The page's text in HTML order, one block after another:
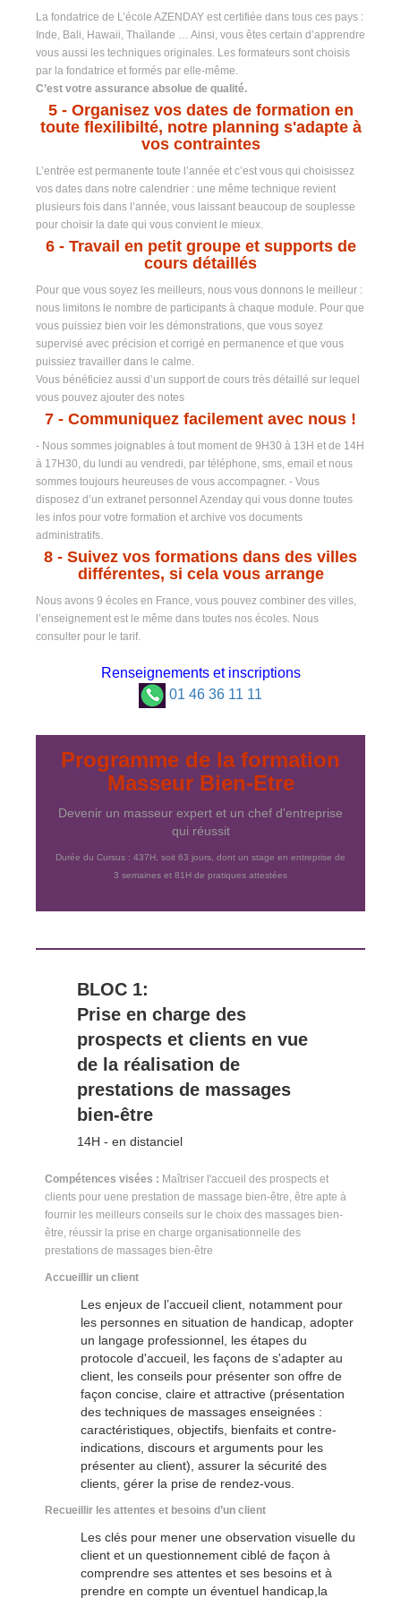
La fondatrice de L’école AZENDAY est certifiée dans tous ces pays :
Inde, Bali, Hawaii, Thaïlande … Ainsi, vous êtes certain d’apprendre
vous aussi les techniques originales. Les formateurs sont choisis
par la fondatrice et formés par elle-même.
C’est votre assurance absolue de qualité.
5- Organisez vos dates de formation en
toute flexilibilté, notre planning s'adapte à
vos contraintes
L’entrée est permanente toute l’année et c’est vous qui choisissez
vos dates dans notre calendrier : une même technique revient
plusieurs fois dans l’année, vous laissant beaucoup de souplesse
pour choisir la date qui vous convient le mieux.
6- Travail en petit groupe et supports de
cours détaillés
Pour que vous soyez les meilleurs, nous vous donnons le meilleur :
nous limitons le nombre de participants à chaque module. Pour que
vous puissiez bien voir les démonstrations, que vous soyez
supervisé avec précision et corrigé en permanence et que vous
puissiez travailler dans le calme.
Vous bénéficiez aussi d’un support de cours très détaillé sur lequel
vous pouvez ajouter des notes
7 - Communiquez facilement avec nous !
- Nous sommes joignables à tout moment de 9H30 à 13H et de 14H
à 17H30, du lundi au vendredi, par téléphone, sms, email et nous
sommes toujours heureuses de vous accompagner. - Vous
disposez d’un extranet personnel Azenday qui vous donne toutes
les infos pour votre formation et archive vos documents
administratifs.
8 - Suivez vos formations dans des villes
différentes, si cela vous arrange
Nous avons 9 écoles en France, vous pouvez combiner des villes,
l’enseignement est le même dans toutes nos écoles. Nous
consulter pour le tarif.
Renseignements et inscriptions
01 46 36 11 11
Programme de la formation
Masseur Bien-Etre
Devenir un masseur expert et un chef d'entreprise
qui réussit
Durée du Cursus : 437H, soit 63 jours, dont un stage en entreprise de
3 semaines et 81H de pratiques attestées
BLOC 1:
Prise en charge des
prospects et clients en vue
de la réalisation de
prestations de massages
bien-être
14H - en distanciel
Compétences visées : Maîtriser l'accueil des prospects et
clients pour uene prestation de massage bien-être, être apte à
fournir les meilleurs conseils sur le choix des massages bien-
être, réussir la prise en charge organisationnelle des
prestations de massages bien-être
Accueillir un client
Les enjeux de l’accueil client, notamment pour
les personnes en situation de handicap, adopter
un langage professionnel, les étapes du
protocole d'accueil, les façons de s'adapter au
client, les conseils pour présenter son offre de
façon concise, claire et attractive (présentation
des techniques de massages enseignées :
caractéristiques, objectifs, bienfaits et contre-
indications, discours et arguments pour les
présenter au client), assurer la sécurité des
clients, gérer la prise de rendez-vous.
Recueillir les attentes et besoins d’un client
Les clés pour mener une observation visuelle du
client et un questionnement ciblé de façon à
comprendre ses attentes et ses besoins et à
prendre en compte un éventuel handicap,la